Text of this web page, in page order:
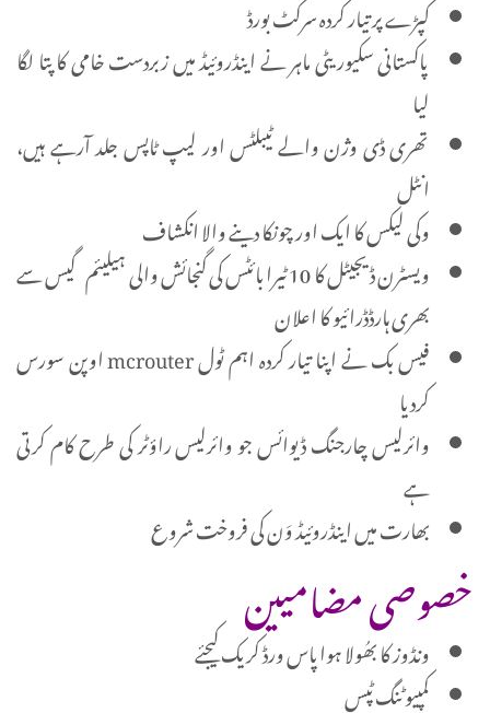
کپڑے پر تیار کردہ سرکٹ بورڈ
پاکستانی سکیوریٹی ماہر نے اینڈروئیڈ میں زبردست خامی کا پتا لگا
لیا
تھری ڈی وژن والے ٹیبلٹس اور لیپ ٹاپس جلد آرہے ہیں،
انٹل
وکی لیکس کا ایک اور چونکا دینے والا انکشاف
ویسٹرن ڈیجیٹل کا 10 ٹیرا بائٹس کی گنجائش والی ہیلیئم گیس سے
بھری ہارڈڈرائیو کا اعلان
فیس بک نے اپنا تیار کردہ اہم ٹول mcrouter اوپن سورس
کردیا
وائرلیس چارجنگ ڈیوائس جو وائرلیس راؤٹر کی طرح کام کرتی
ہے
بھارت میں اینڈروئیڈ وَن کی فروخت شروع
خصوصی مضامیین
ونڈوز کا بھُولا ہوا پاس ورڈ کریک کیجئے
کمپیوٹنگ ٹپس